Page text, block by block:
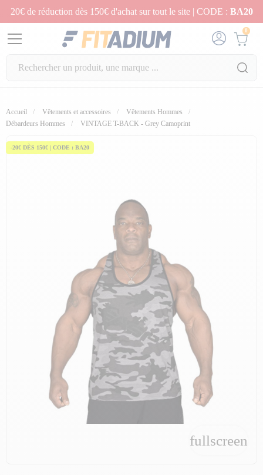
20€ de réduction dès 150€ d'achat sur tout le site | CODE : BA20
0
Accueil Vêtements et accessoires
Vêtements Hommes
Débardeurs Hommes
VINTAGE T-BACK - Grey Camoprint
-20€ DÈS 150€ | CODE : BA20
fullscreen